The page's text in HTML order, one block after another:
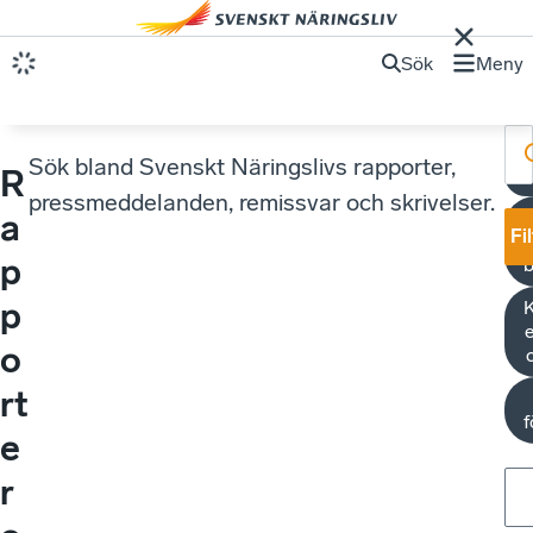
Sök Meny
R
a
p
p
o
rt
e
r
Sök bland Svenskt Näringslivs rapporter,
pressmeddelanden, remissvar och skrivelser.